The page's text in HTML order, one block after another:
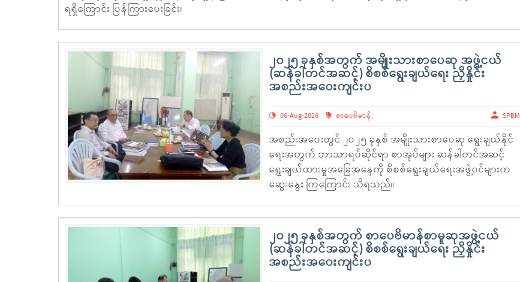
ရရှိကြောင်း ပြန်ကြားပေးခြင်း၊
၂၀၂၅ ခုနှစ်အတွက် အမျိုးသားစာပေဆု အဖွဲ့ငယ်
(ဆန်ခါတင်အဆင့်) စိစစ်ရွေးချယ်ရေး ညှိနှိုင်း
အစည်းအဝေးကျင်းပ
06-Aug-2026 စာပေဗိမာန်, SPBM
အစည်းအဝေးတွင် ၂ဝ၂၅ ခုနှစ် အမျိုးသားစာပေဆု ရွေးချယ်နိုင်
ရေးအတွက် ဘာသာရပ်ဆိုင်ရာ စာအုပ်များ ဆန်ခါတင်အဆင့်
ရွေးချယ်ထားမှုအခြေအနေကို စိစစ်ရွေးချယ်ရေးအဖွဲ့ဝင်များက
ဆွေးနွေး ကြကြောင်း သိရသည်။
၂၀၂၅ ခုနှစ်အတွက် စာပေဗိမာန်စာမူဆုအဖွဲ့ငယ်
(ဆန်ခါတင်အဆင့်) စိစစ်ရွေးချယ်ရေး ညှိနှိုင်း
အစည်းအဝေးကျင်းပ